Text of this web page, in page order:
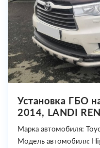
Установка ГБО
2014, LANDI
Марка автомобиля:
Модель автомобиля: